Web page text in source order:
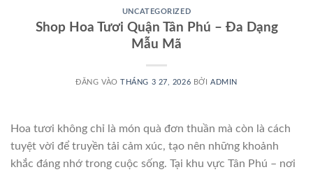
UNCATEGORIZED
Shop Hoa Tươi Quận Tân Phú – Đa Dạng
Mẫu Mã
ĐĂNG VÀOTHÁNG 3 27, 2026 BỞI ADMIN
Hoa tươi không chỉ là món quà đơn thuần mà còn là cách
tuyệt vời để truyền tải cảm xúc, tạo nên những khoảnh
khắc đáng nhớ trong cuộc sống. Tại khu vực Tân Phú – nơi